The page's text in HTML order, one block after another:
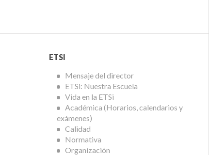
Menú
ETSi
ETSI
Mensaje del director
ETSi: Nuestra Escuela
Vida en la ETSi
Académica (Horarios, calendarios y
exámenes)
Calidad
Normativa
Organización